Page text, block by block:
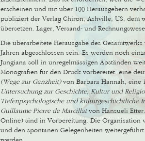
erscheinen und mit über 100 Herausgebern
publiziert der Verlag Chiron, Ashville, US, dem
übersetzen. Lager, Versand- und
Die überarbeitete Herausgabe des
Jahren abgeschlossen sein. Es werden noch
Jungiana soll in unregelmässigen Abständen
Monografien für den Druck vorbereitet: eine
(Wege zur Ganzheit)von Barbara Hannah, eine
Untersuchung zur Geschichte, Kultur und
Tiefenpsychologische und kulturgeschichtliche
Guillaume Pierre de Marcillatvon Hansueli
Online) sind in Vorbereitung. Die Organisation
und den spontanen Gelegenheiten